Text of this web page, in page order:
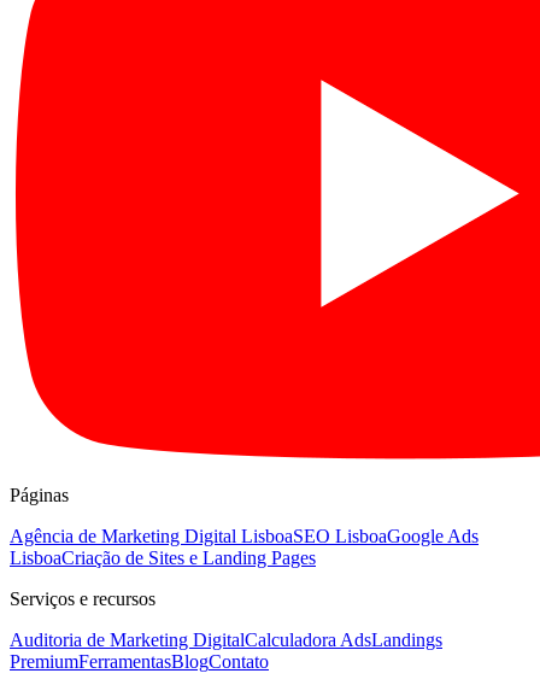
Páginas
Agência de Marketing Digital LisboaSEO LisboaGoogle Ads
LisboaCriação de Sites e Landing Pages
Serviços e recursos
Auditoria de Marketing DigitalCalculadora AdsLandings
PremiumFerramentasBlogContato